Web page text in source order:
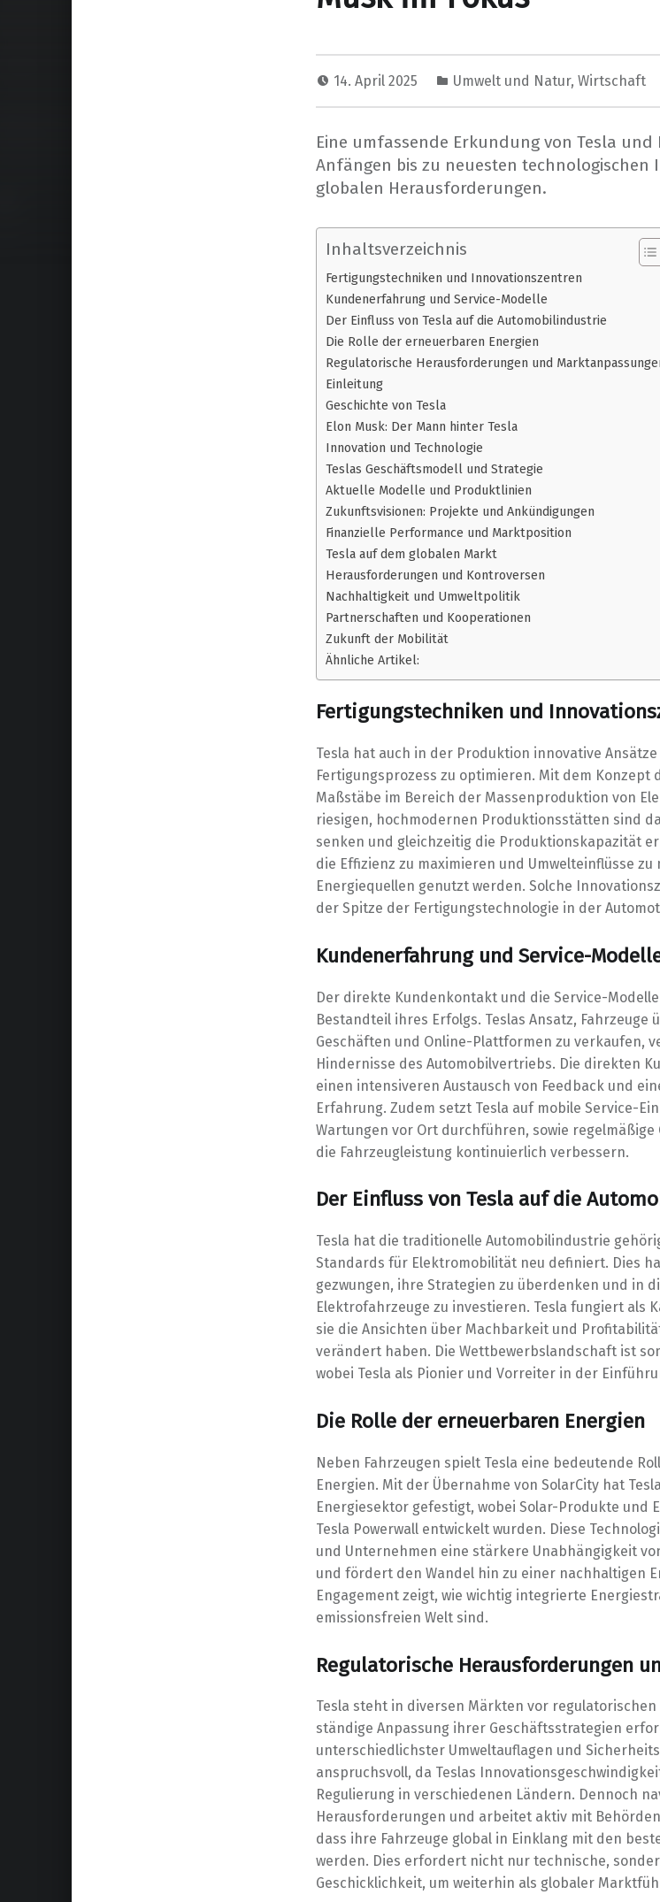
14. April 2025 Umwelt und Natur, Wirtschaft
Eine umfassende Erkundung von Tesla und
Anfängen bis zu neuesten technologischen
globalen Herausforderungen.
Inhaltsverzeichnis
Fertigungstechniken und Innovationszentren
Kundenerfahrung und Service-Modelle
Der Einfluss von Tesla auf die Automobilindustrie
Die Rolle der erneuerbaren Energien
Regulatorische Herausforderungen und
Einleitung
Geschichte von Tesla
Elon Musk: Der Mann hinter Tesla
Innovation und Technologie
Teslas Geschäftsmodell und Strategie
Aktuelle Modelle und Produktlinien
Zukunftsvisionen: Projekte und Ankündigungen
Finanzielle Performance und Marktposition
Tesla auf dem globalen Markt
Herausforderungen und Kontroversen
Nachhaltigkeit und Umweltpolitik
Partnerschaften und Kooperationen
Zukunft der Mobilität
Ähnliche Artikel:
Fertigungstechniken und
Tesla hat auch in der Produktion innovative
Fertigungsprozess zu optimieren. Mit dem Konzept
Maßstäbe im Bereich der Massenproduktion von
riesigen, hochmodernen Produktionsstätten sind
senken und gleichzeitig die Produktionskapazität
die Effizienz zu maximieren und Umwelteinflüsse
Energiequellen genutzt werden. Solche
der Spitze der Fertigungstechnologie in der
Kundenerfahrung und Service-
Der direkte Kundenkontakt und die Service-
Bestandteil ihres Erfolgs. Teslas Ansatz, Fahrzeuge
Geschäften und Online-Plattformen zu verkaufen,
Hindernisse des Automobilvertriebs. Die direkten
einen intensiveren Austausch von Feedback und
Erfahrung. Zudem setzt Tesla auf mobile Service-
Wartungen vor Ort durchführen, sowie
die Fahrzeugleistung kontinuierlich verbessern.
Der Einfluss von Tesla auf die
Tesla hat die traditionelle Automobilindustrie
Standards für Elektromobilität neu definiert. Dies
gezwungen, ihre Strategien zu überdenken und in
Elektrofahrzeuge zu investieren. Tesla fungiert als
sie die Ansichten über Machbarkeit und
verändert haben. Die Wettbewerbslandschaft ist
wobei Tesla als Pionier und Vorreiter in der
Die Rolle der erneuerbaren Energien
Neben Fahrzeugen spielt Tesla eine bedeutende
Energien. Mit der Übernahme von SolarCity hat
Energiesektor gefestigt, wobei Solar-Produkte und
Tesla Powerwall entwickelt wurden. Diese
und Unternehmen eine stärkere Unabhängigkeit
und fördert den Wandel hin zu einer nachhaltigen
Engagement zeigt, wie wichtig integrierte
emissionsfreien Welt sind.
Regulatorische Herausforderungen
Tesla steht in diversen Märkten vor
ständige Anpassung ihrer Geschäftsstrategien
unterschiedlichster Umweltauflagen und
anspruchsvoll, da Teslas
Regulierung in verschiedenen Ländern. Dennoch
Herausforderungen und arbeitet aktiv mit
dass ihre Fahrzeuge global in Einklang mit den
werden. Dies erfordert nicht nur technische,
Geschicklichkeit, um weiterhin als globaler